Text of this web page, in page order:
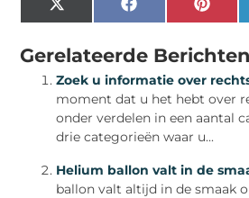
X
(Twitter)
Facebook
Gerelateerde
Zoek u informatie over
moment dat u het hebt over
onder verdelen in een aantal
drie categorieën waar u...
Helium ballon valt in de
ballon valt altijd in de smaak